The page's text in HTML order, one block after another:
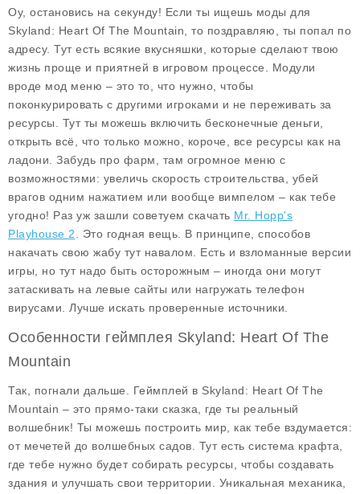
Оу, остановись на секунду! Если ты ищешь моды для
Skyland: Heart Of The Mountain, то поздравляю, ты попал по
адресу. Тут есть всякие вкусняшки, которые сделают твою
жизнь проще и приятней в игровом процессе. Модули
вроде мод меню – это то, что нужно, чтобы
поконкурировать с другими игроками и не переживать за
ресурсы. Тут ты можешь включить бесконечные деньги,
открыть всё, что только можно, короче, все ресурсы как на
ладони. Забудь про фарм, там огромное меню с
возможностями: увеличь скорость строительства, убей
врагов одним нажатием или вообще вимпелом – как тебе
угодно! Раз уж зашли советуем скачать Mr. Hopp's
Playhouse 2 . Это годная вещь. В принципе, способов
накачать свою жабу тут навалом. Есть и взломанные версии
игры, но тут надо быть осторожным – иногда они могут
затаскивать на левые сайты или нагружать телефон
вирусами. Лучше искать проверенные источники.
Особенности геймплея Skyland: Heart Of The
Mountain
Так, погнали дальше. Геймплей в Skyland: Heart Of The
Mountain – это прямо-таки сказка, где ты реальный
волшебник! Ты можешь построить мир, как тебе вздумается:
от мечетей до волшебных садов. Тут есть система крафта,
где тебе нужно будет собирать ресурсы, чтобы создавать
здания и улучшать свои территории. Уникальная механика,